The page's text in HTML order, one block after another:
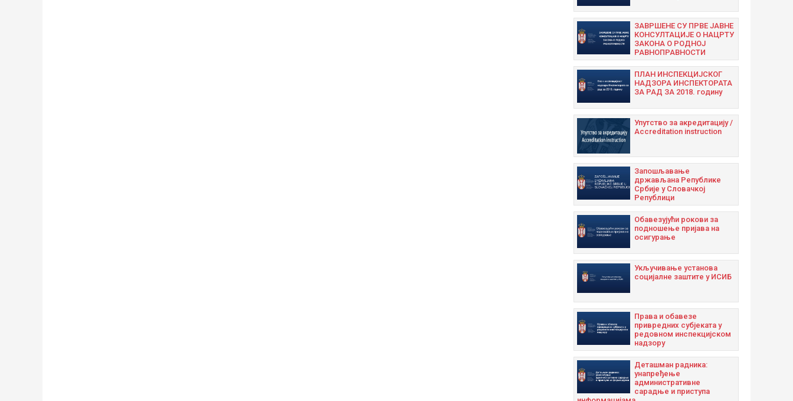
ЗАВРШЕНЕ СУ ПРВЕ ЈАВНЕ
КОНСУЛТАЦИЈЕ О НАЦРТУ
ЗАКОНА О РОДНОЈ
РАВНОПРАВНОСТИ
ПЛАН ИНСПЕКЦИЈСКОГ
НАДЗОРА ИНСПЕКТОРАТА
ЗА РАД ЗА 2018. годину
Упутство за акредитацију /
Accreditation instruction
Запошљавање
држављана Републике
Србије у Словачкој
Републици
Oбавезујући рокови за
подношење пријава на
осигурање
Укључивање установа
социјалне заштите у ИСИБ
Права и обавезе
привредних субјеката у
редовном инспекцијском
надзору
Дeташман радника:
унапрeђeњe
административнe
сарадњe и приступа